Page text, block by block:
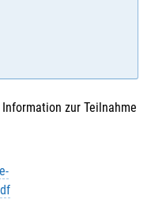
zur Teilnahme